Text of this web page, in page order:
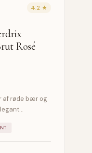
4.2 ★
Rosé
af røde bær og